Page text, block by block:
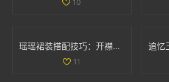
10
瑶瑶裙装搭配技巧：开襟开叉裙与鞋子的完美组合
11